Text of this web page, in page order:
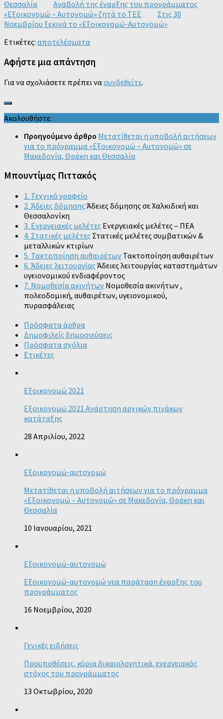
Θεσσαλία
Αναβολή της έναρξης του προγράμματος
«Εξοικονομώ – Αυτονομώ» ζητά το ΤΕΕ
Στις 30
Νοεμβρίου ξεκινά το «Εξοικονομώ-Αυτονομώ»
Ετικέτες: αποτελέσματα
Αφήστε μια απάντηση
Για να σχολιάσετε πρέπει να συνδεθείτε.
Ακολουθήστε:
Προηγούμενο άρθρο Μετατίθεται η υποβολή αιτήσεων
για το πρόγραμμα «Εξοικονομώ – Αυτονομώ» σε
Μακεδονία, Θράκη και Θεσσαλία
Μπουντίμας Πιττακός
1. Τεχνικό γραφείο
2. Άδειες δόμησης Άδειες δόμησης σε Χαλκιδική και
Θεσσαλονίκη
3. Ενεργειακές μελέτες Ενεργειακές μελέτες – ΠΕΑ
4. Στατικές μελέτες Στατικές μελέτες συμβατικών &
μεταλλικών κτιρίων
5. Τακτοποίηση αυθαιρέτων Τακτοποίηση αυθαιρέτων
6. Άδειες λειτουργίας Άδειες λειτουργίας καταστημάτων
υγειονομικού ενδιαφέροντος
7. Νομοθεσία ακινήτων Νομοθεσία ακινήτων ,
πολεοδομική, αυθαιρέτων, υγειονομικού,
πυρασφάλειας
Πρόσφατα άρθρα
Δημοφιλείς δημοσιεύσεις
Πρόσφατα σχόλια
Ετικέτες
Εξοικονομώ 2021
Εξοικονομώ 2021 Ανάρτηση αρχικών πινάκων
κατάταξης
28 Απριλίου, 2022
Εξοικονομώ-αυτονομώ
Μετατίθεται η υποβολή αιτήσεων για το πρόγραμμα
«Εξοικονομώ – Αυτονομώ» σε Μακεδονία, Θράκη και
Θεσσαλία
10 Ιανουαρίου, 2021
Εξοικονομώ-αυτονομώ
Εξοικονομώ-αυτονομώ νεα παράταση έναρξης του
προγράμματος
16 Νοεμβρίου, 2020
Γενικές ειδήσεις
Προϋποθέσεις, κύρια δικαιολογητικά, ενεργειακός
στόχος του προγράμματος
13 Οκτωβρίου, 2020